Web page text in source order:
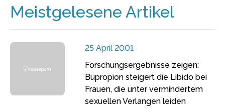
Meistgelesene Artikel
25 April 2001
Forschungsergebnisse zeigen:
Bupropion steigert die Libido bei
Frauen, die unter vermindertem
sexuellen Verlangen leiden